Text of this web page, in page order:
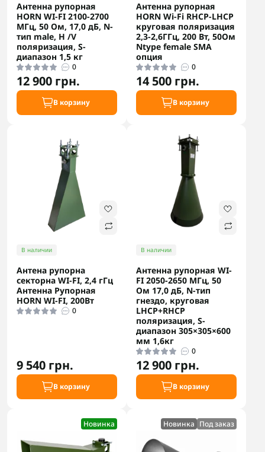
Антенна рупорная
HORN WI-FI 2100-2700
МГц, 50 Ом, 17,0 дБ, N-
тип male, H /V
поляризация, S-
диапазон 1,5 кг
0
12 900 грн.
В корзину
Антенна рупорная
HORN Wi-Fi RHCP-LHCP
круговая поляризация
2,3-2,6ГГц, 200 Вт, 50Ом
Ntype female SMA
опция
0
14 500 грн.
В корзину
В наличии
Антена рупорна
секторна WI-FI, 2,4 гГц
Антенна Рупорная
HORN WI-FI, 200Вт
0
9 540 грн.
В корзину
В наличии
Антенна рупорная WI-
FI 2050-2650 МГц, 50
Ом 17,0 дБ, N-тип
гнездо, круговая
LHCP+RHCP
поляризация, S-
диапазон 305×305×600
мм 1,6кг
0
12 900 грн.
В корзину
Новинка Новинка Под заказ